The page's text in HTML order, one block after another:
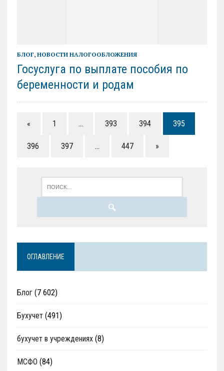
БЛОГ, НОВОСТИ НАЛОГООБЛОЖЕНИЯ
Госуслуга по выплате пособия по
беременности и родам
« 1 … 393 394 395
396 397 … 447 »
ОГЛАВЛЕНИЕ
Блог(7 602)
Бухучет(491)
бухучет в учреждениях(8)
МСФО (84)